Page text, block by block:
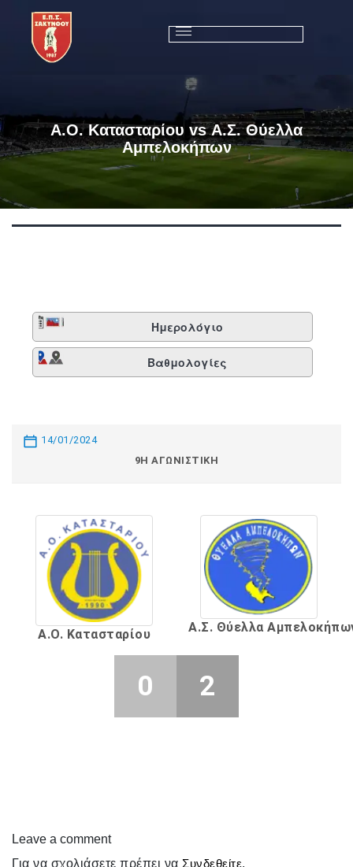
Α.Ο. Κατασταρίου vs Α.Σ. Θύελλα
Αμπελοκήπων
Ημερολόγιο
Βαθμολογίες
14/01/2024
9Η ΑΓΩΝΙΣΤΙΚΉ
Α.Ο. Κατασταρίου
Α.Σ. Θύελλα
0 2
Leave a comment
Για να σχολιάσετε πρέπει να Συνδεθείτε.